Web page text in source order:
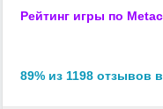
Рейтинг игры по
89% из 1198 отзывов